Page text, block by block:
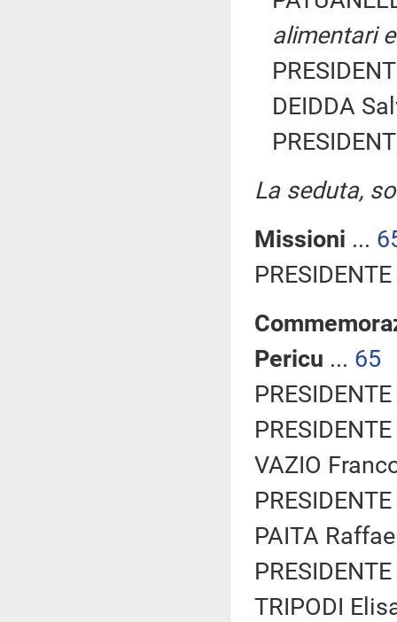
alimentari
DEIDDA
La seduta,
Missioni ...
Pericu ... 65
VAZIO
PAITA
TRIPODI